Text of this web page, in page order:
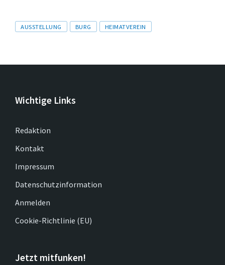
Tags
AUSSTELLUNG BURG HEIMATVEREIN
Wichtige Links
Redaktion
Kontakt
Impressum
Datenschutzinformation
Anmelden
Cookie-Richtlinie (EU)
Jetzt mitfunken!